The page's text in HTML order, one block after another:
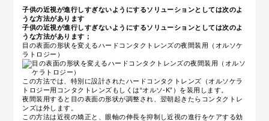
子供の近視が進行しすぎないようにするソリューションとしては次のよ
うな方法があります
子供の近視が進行しすぎないようにするソリューションとしては次のよ
うな方法があります；
目の表面の形状を変えるハードコンタクトレンズの夜間装用（オルソケ
ラトロジー）
この方法では、特別に設計されたハードコンタクトレンズ（オルソケラ
トロジー用コンタクトレンズもしくは“オルソ-K”）を装用します。
夜間装用すると目の表面の形状が調整され、翌朝起きたらコンタクトレ
ンズは外します。
この方法は近視の矯正と、眼軸の伸長を抑制し近視の進行をケアする効